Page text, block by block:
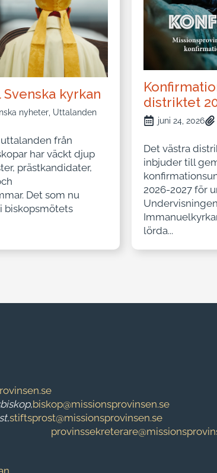
kyrkan
nyheter Uttalanden
från
har väckt djup
prästkandidater,
Det som nu
biskopsmötets
distriktet
juni 24, 2026
Det västra
inbjuder till
2026-2027 för
lörda...
,biskop@missionsprovinsen.se
,stiftsprost@missionsprovinsen.se